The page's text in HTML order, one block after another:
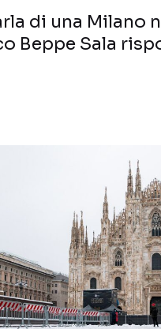
di una Milano
Beppe Sala